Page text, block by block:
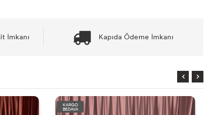
İmkanı Kapıda Ödeme İmkanı
KARGO
BEDAVA